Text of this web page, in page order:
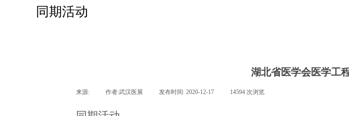
同期活动
湖北省医学会医学工
来源: 作者:武汉医展 发布时间: 2020-12-17 14594 次浏览